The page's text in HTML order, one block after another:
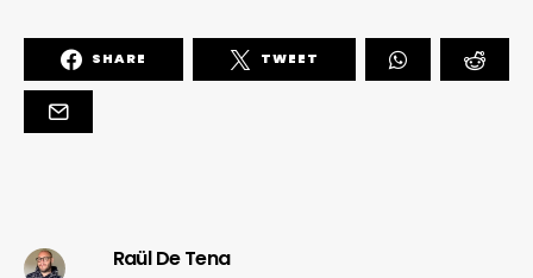
SHARE TWEET
Raül De Tena